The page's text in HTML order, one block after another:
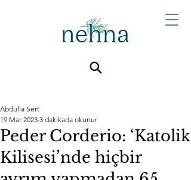
Peder Corderio: ‘Katolik
Kilisesi’nde hiçbir
Abdulla Sert
19 Mar 2023 3 dakikada okunur